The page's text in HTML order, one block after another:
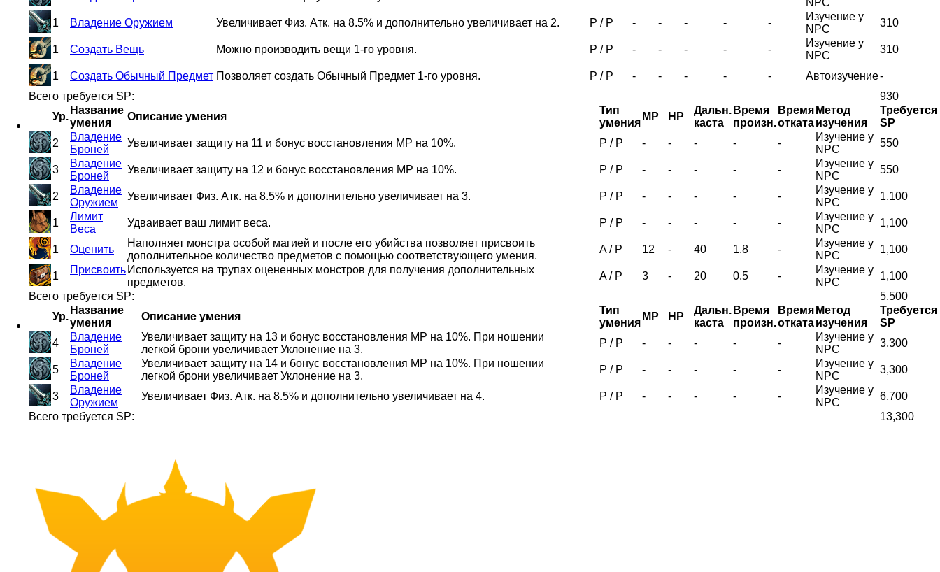
1 Владение Оружием Увеличивает Физ. Атк. на 8.5% и дополнительно увеличивает на 2. P / P - - - - -
Изучение у
NPC
310
1 Создать Вещь Можно производить вещи 1-го уровня. P / P - - - - -
Изучение у
NPC
310
1 Создать Обычный Предмет Позволяет создать Обычный Предмет 1-го уровня. P / P - - - - - Автоизучение-
Всего требуется SP:
930
Ур.
Название
умения
Описание умения
Тип
умения
MP HP
Дальн.
каста
Время
произн.
Время
отката
Метод
изучения
Требуется
SP
2
Владение
Броней
Увеличивает защиту на 11 и бонус восстановления MP на 10%. P / P - - - - -
Изучение у
NPC
550
3
Владение
Броней
Увеличивает защиту на 12 и бонус восстановления MP на 10%. P / P - - - - -
Изучение у
NPC
550
2
Владение
Оружием
Увеличивает Физ. Атк. на 8.5% и дополнительно увеличивает на 3. P / P - - - - -
Изучение у
NPC
1,100
1
Лимит
Веса
Удваивает ваш лимит веса. P / P - - - - -
Изучение у
NPC
1,100
1 Оценить
Наполняет монстра особой магией и после его убийства позволяет присвоить
дополнительное количество предметов с помощью соответствующего умения.
A/ P 12 - 40 1.8 -
Изучение у
NPC
1,100
1
Присвоить Используется на трупах оцененных монстров для получения дополнительных
предметов.
A/ P 3 - 20 0.5 -
Изучение у
NPC
1,100
Всего требуется SP:
5,500
Ур.
Название
умения
Описание умения
Тип
умения
MP HP
Дальн.
каста
Время
произн.
Время
отката
Метод
изучения
Требуется
SP
4
Владение
Броней
Увеличивает защиту на 13 и бонус восстановления MP на 10%. При ношении
легкой брони увеличивает Уклонение на 3.
P / P - - - - -
Изучение у
NPC
3,300
5
Владение
Броней
Увеличивает защиту на 14 и бонус восстановления MP на 10%. При ношении
легкой брони увеличивает Уклонение на 3.
P / P - - - - -
Изучение у
NPC
3,300
3
Владение
Оружием
Увеличивает Физ. Атк. на 8.5% и дополнительно увеличивает на 4. P / P - - - - -
Изучение у
NPC
6,700
Всего требуется SP:
13,300